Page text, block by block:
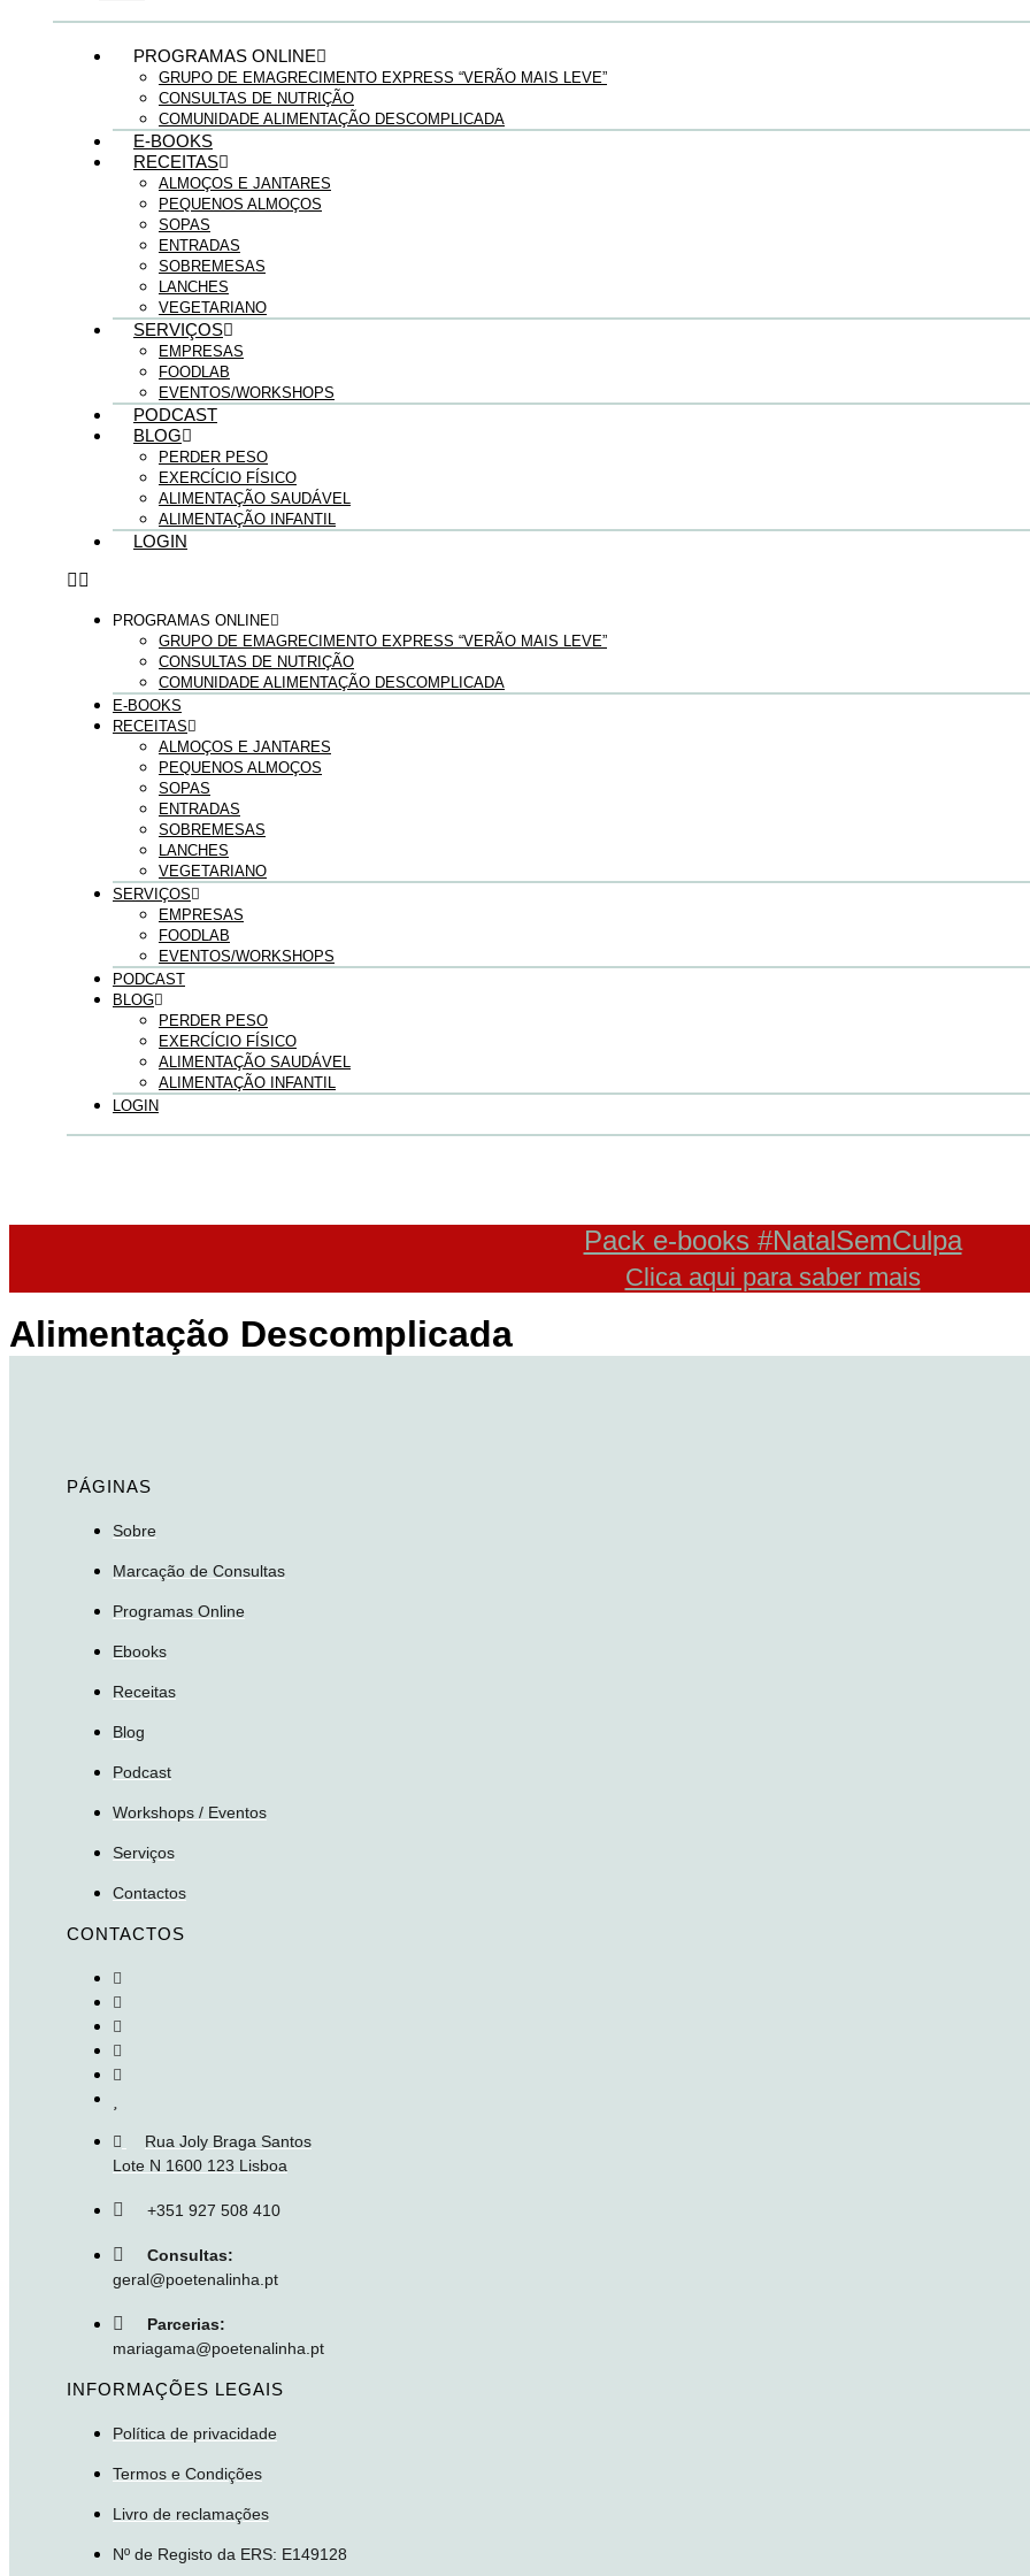
PROGRAMAS ONLINE
GRUPO DE EMAGRECIMENTO EXPRESS “VERÃO MAIS LEVE”
CONSULTAS DE NUTRIÇÃO
COMUNIDADE ALIMENTAÇÃO DESCOMPLICADA
E-BOOKS
RECEITAS
ALMOÇOS E JANTARES
PEQUENOS ALMOÇOS
SOPAS
ENTRADAS
SOBREMESAS
LANCHES
VEGETARIANO
SERVIÇOS
EMPRESAS
FOODLAB
EVENTOS/WORKSHOPS
PODCAST
BLOG
PERDER PESO
EXERCÍCIO FÍSICO
ALIMENTAÇÃO SAUDÁVEL
ALIMENTAÇÃO INFANTIL
LOGIN
PROGRAMAS ONLINE
GRUPO DE EMAGRECIMENTO EXPRESS “VERÃO MAIS LEVE”
CONSULTAS DE NUTRIÇÃO
COMUNIDADE ALIMENTAÇÃO DESCOMPLICADA
E-BOOKS
RECEITAS
ALMOÇOS E JANTARES
PEQUENOS ALMOÇOS
SOPAS
ENTRADAS
SOBREMESAS
LANCHES
VEGETARIANO
SERVIÇOS
EMPRESAS
FOODLAB
EVENTOS/WORKSHOPS
PODCAST
BLOG
PERDER PESO
EXERCÍCIO FÍSICO
ALIMENTAÇÃO SAUDÁVEL
ALIMENTAÇÃO INFANTIL
LOGIN
Pack e-books #NatalSemCulpa
Clica aqui para saber mais
Alimentação Descomplicada
PÁGINAS
Sobre
Marcação de Consultas
Programas Online
Ebooks
Receitas
Blog
Podcast
Workshops / Eventos
Serviços
Contactos
CONTACTOS
Rua Joly Braga Santos
Lote N 1600 123 Lisboa
+351 927 508 410
Consultas:
geral@poetenalinha.pt
Parcerias:
mariagama@poetenalinha.pt
INFORMAÇÕES LEGAIS
Política de privacidade
Termos e Condições
Livro de reclamações
Nº de Registo da ERS: E149128